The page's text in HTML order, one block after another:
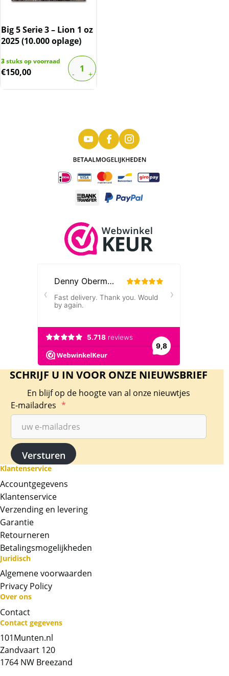
Big 5 Serie 3 – Lion 1 oz
2025 (10.000 oplage)
3stuks op voorraad
€150,00
Chat met ons
Whatsapp ons!
SCHRIJF U IN VOOR ONZE NIEUWSBRIEF
En blijf op de hoogte van al onze nieuwtjes
E-mailadres *
Klantenservice
Accountgegevens
Klantenservice
Verzending en levering
Garantie
Retourneren
Betalingsmogelijkheden
Juridisch
Algemene voorwaarden
Privacy Policy
Over ons
Contact
Contact gegevens
101Munten.nl
Zandvaart 120
1764 NW Breezand